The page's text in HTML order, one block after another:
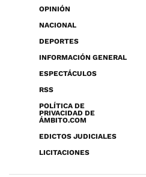
OPINIÓN
NACIONAL
DEPORTES
INFORMACIÓN GENERAL
ESPECTÁCULOS
RSS
POLÍTICA DE
PRIVACIDAD DE
ÁMBITO.COM
EDICTOS JUDICIALES
LICITACIONES